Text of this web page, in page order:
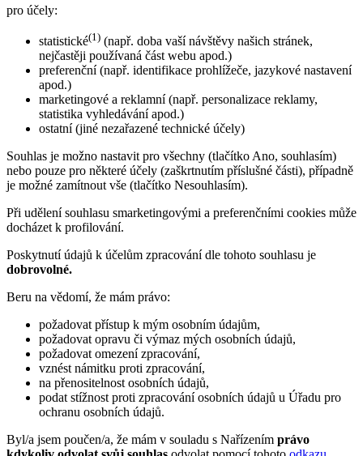
pro účely:
statistické(1) (např. doba vaší návštěvy našich stránek,
nejčastěji používaná část webu apod.)
preferenční (např. identifikace prohlížeče, jazykové nastavení
apod.)
marketingové a reklamní (např. personalizace reklamy,
statistika vyhledávání apod.)
ostatní (jiné nezařazené technické účely)
Souhlas je možno nastavit pro všechny (tlačítko Ano, souhlasím)
nebo pouze pro některé účely (zaškrtnutím příslušné části), případně
je možné zamítnout vše (tlačítko Nesouhlasím).
Při udělení souhlasu smarketingovými a preferenčními cookies může
docházet k profilování.
Poskytnutí údajů k účelům zpracování dle tohoto souhlasu je
dobrovolné.
Beru na vědomí, že mám právo:
požadovat přístup k mým osobním údajům,
požadovat opravu či výmaz mých osobních údajů,
požadovat omezení zpracování,
vznést námitku proti zpracování,
na přenositelnost osobních údajů,
podat stížnost proti zpracování osobních údajů u Úřadu pro
ochranu osobních údajů.
Byl/a jsem poučen/a, že mám v souladu s Nařízením právo